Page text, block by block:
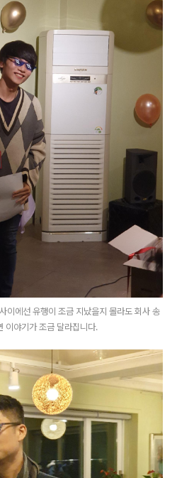
이에선 유행이 조금 지났을지 몰라도 회사 송
이야기가 조금 달라집니다.